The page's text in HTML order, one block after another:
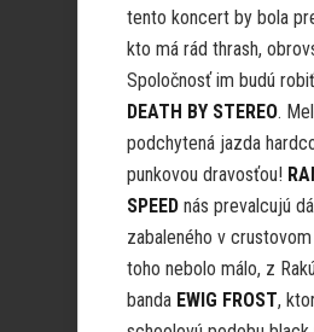
tento koncert by bola
kto má rád thrash,
Spoločnosť im budú
DEATH BY STEREO.
podchytená jazda
punkovou dravosťou!
SPEED nás prevalcujú
zabaleného v
toho nebolo málo, z
banda EWIG FROST,